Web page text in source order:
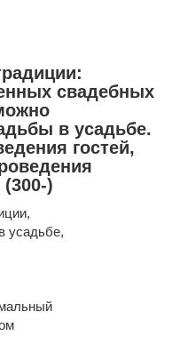
свадебных
в усадьбе.
гостей,
)
усадьбе,